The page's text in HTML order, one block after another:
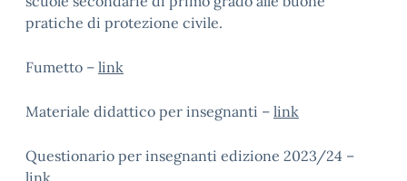
pratiche di protezione civile.
Fumetto – link
Materiale didattico per insegnanti – link
Questionario per insegnanti edizione 2023/24 –
link